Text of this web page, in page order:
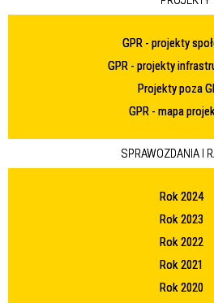
GPR - projekty
GPR - projekty
Projekty poza
GPR - mapa
SPRAWOZDANIA I
Rok 2024
Rok 2023
Rok 2022
Rok 2021
Rok 2020